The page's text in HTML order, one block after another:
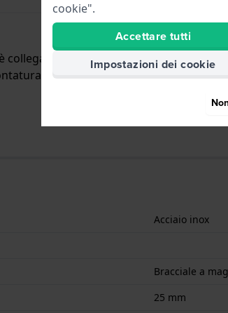
all'orologio per mezzo di
dritta, il che significa che questo
Acciaio inox
Bracciale a
25 mm
cookie".
Accettare tutti
Impostazioni dei cookie